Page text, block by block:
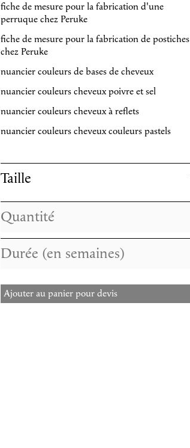
fiche de mesure pour la fabrication d'une
perruque chez Peruke
fiche de mesure pour la fabrication de postiches
chez Peruke
nuancier couleurs de bases de cheveux
nuancier couleurs cheveux poivre et sel
nuancier couleurs cheveux à reflets
nuancier couleurs cheveux couleurs pastels
Taille
Ajouter au panier pour devis